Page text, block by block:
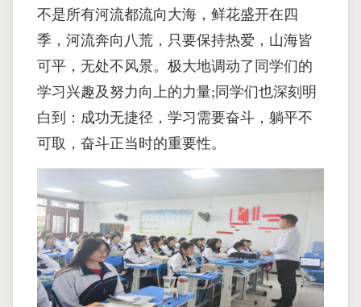
不是所有河流都流向大海，鲜花盛开在四
季，河流奔向八荒，只要保持热爱，山海皆
可平，无处不风景。极大地调动了同学们的
学习兴趣及努力向上的力量;同学们也深刻明
白到：成功无捷径，学习需要奋斗，躺平不
可取，奋斗正当时的重要性。